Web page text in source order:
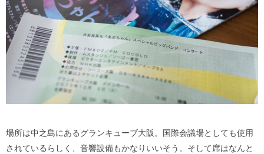
場所は中之島にあるグランキューブ大阪。国際会議場としても使用
されているらしく、音響設備もかなりいいそう。そして席はなんと